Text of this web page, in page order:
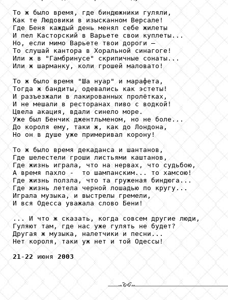
То ж было время, где биндюжники гуляли,
Как те Людовики в изысканном Версале!
Где Беня каждый день менял себе жилеты
И пел Касторский в Варьете свои куплеты...
Но, если мимо Варьете твои дороги –
То слушай кантора в Хоральной синагоге!
Или ж в "Гамбринусе" скрипичные сонаты...
Или ж шарманку, коли грошей маловато!
То ж было время "Ша нуар" и марафета,
Тогда ж бандиты, одевались как эстеты!
И разъезжали в лакированных пролётках,
И не мешали в ресторанах пиво с водкой!
Цвела акация, вдали синело море.
Уже был Бенчик джентльменом, но не боле...
До короля ему, таки ж, как до Лондона,
Но он в душе уже примеривал корону!
То ж было время декаданса и шантанов,
Где шелестели гроши листьями каштанов,
Где жизнь играла, что на нервах, что судьбою,
А время пахло -  то шампанским... то хамсою!
Где жизнь ползла, что та груженая биндюга...
Где жизнь летела черной лошадью по кругу...
Играла музыка, и выстрелы гремели,
И вся Одесса уважала слово Бени!
... И что ж сказать, когда совсем другие люди,
Гуляют там, где нас уже гулять не будет?
Другая ж музыка, налетчики и песни...
Нет короля, таки уж нет и той Одессы!
21 - 22 июня 2003